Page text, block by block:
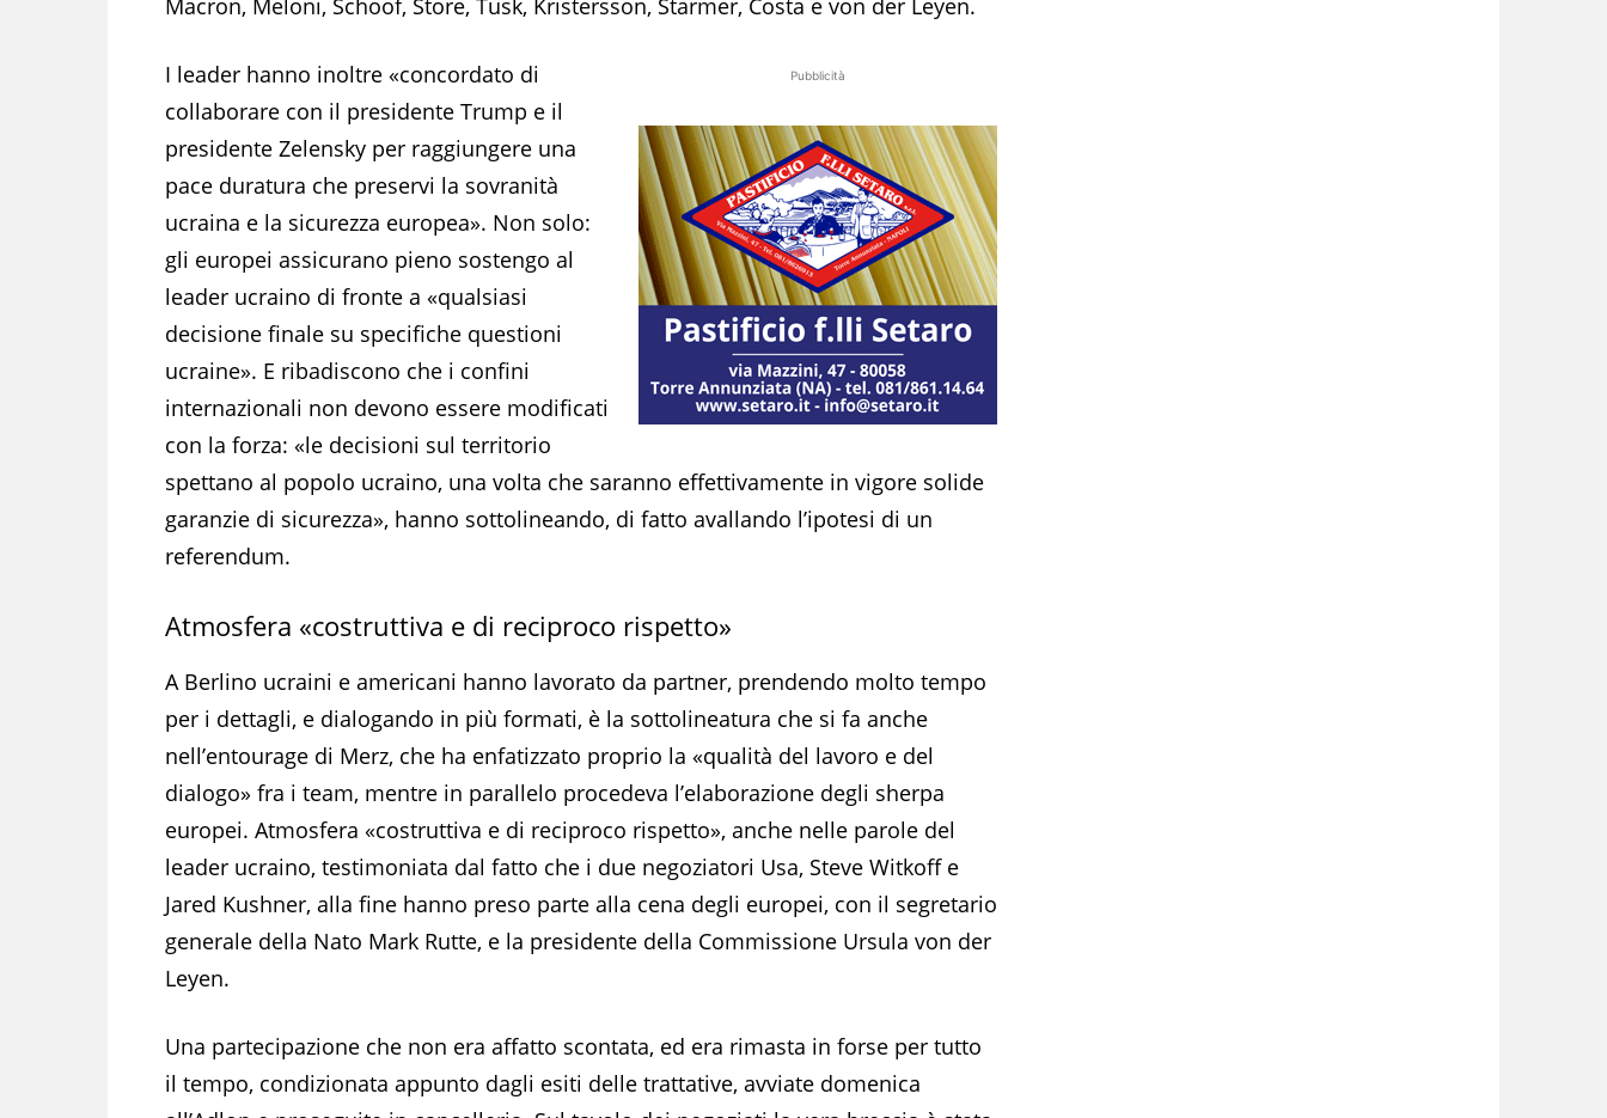
Pubblicità
I leader hanno inoltre «concordato di
collaborare con il presidente Trump e il
presidente Zelensky per raggiungere una
pace duratura che preservi la sovranità
ucraina e la sicurezza europea». Non solo:
gli europei assicurano pieno sostengo al
leader ucraino di fronte a «qualsiasi
decisione finale su specifiche questioni
ucraine». E ribadiscono che i confini
internazionali non devono essere modificati
con la forza: «le decisioni sul territorio
spettano al popolo ucraino, una volta che saranno effettivamente in vigore solide
garanzie di sicurezza», hanno sottolineando, di fatto avallando l’ipotesi di un
referendum.
Atmosfera «costruttiva e di reciproco rispetto»
A Berlino ucraini e americani hanno lavorato da partner, prendendo molto tempo
per i dettagli, e dialogando in più formati, è la sottolineatura che si fa anche
nell’entourage di Merz, che ha enfatizzato proprio la «qualità del lavoro e del
dialogo» fra i team, mentre in parallelo procedeva l’elaborazione degli sherpa
europei. Atmosfera «costruttiva e di reciproco rispetto», anche nelle parole del
leader ucraino, testimoniata dal fatto che i due negoziatori Usa, Steve Witkoff e
Jared Kushner, alla fine hanno preso parte alla cena degli europei, con il segretario
generale della Nato Mark Rutte, e la presidente della Commissione Ursula von der
Leyen.
Una partecipazione che non era affatto scontata, ed era rimasta in forse per tutto
il tempo, condizionata appunto dagli esiti delle trattative, avviate domenica